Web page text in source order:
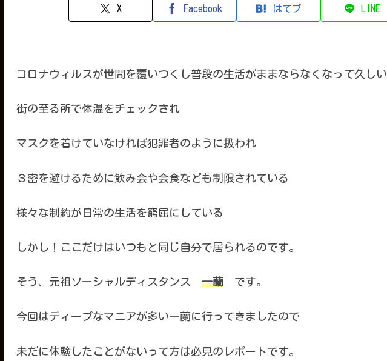
X Facebook はてブ LINE
コロナウィルスが世間を覆いつくし普段の生活がままならなくなって久しい
街の至る所で体温をチェックされ
マスクを着けていなければ犯罪者のように扱われ
３密を避けるために飲み会や会食なども制限されている
様々な制約が日常の生活を窮屈にしている
しかし！ここだけはいつもと同じ自分で居られるのです。
そう、元祖ソーシャルディスタンス 一蘭です。
今回はディープなマニアが多い一蘭に行ってきましたので
未だに体験したことがないって方は必見のレポートです。